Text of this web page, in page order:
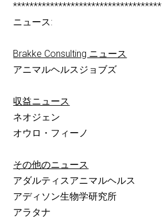
************************************
ニュース:
Brakke Consulting ニュース
アニマルヘルスジョブズ
収益ニュース
ネオジェン
オウロ・フィーノ
その他のニュース
アダルティスアニマルヘルス
アディソン生物学研究所
アラタナ